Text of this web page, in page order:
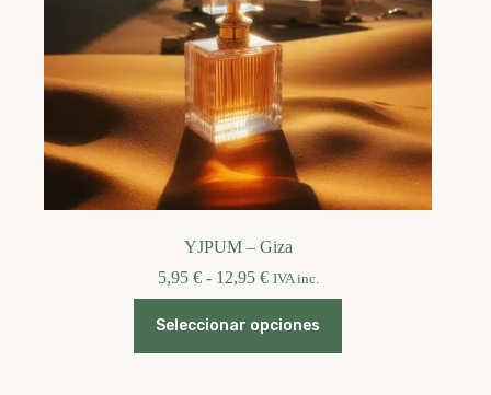
YJPUM – Giza
5,95 € - 12,95 €Rango
de
precios:
desde
5,95 €
IVA inc.
Seleccionar opciones
producto